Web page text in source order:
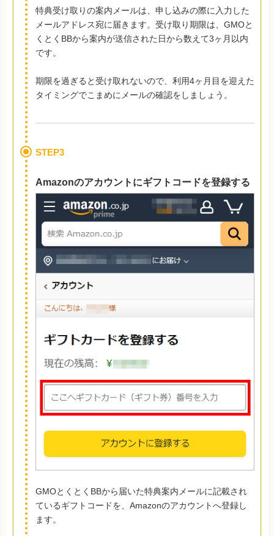
特典受け取りの案内メールは、申し込みの際に入力した
メールアドレス宛に届きます。受け取り期限は、GMOと
くとくBBから案内が送信された日から数えて3ヶ月以内
です。
期限を過ぎると受け取れないので、利用4ヶ月目を迎えた
タイミングでこまめにメールの確認をしましょう。
STEP3
Amazonのアカウントにギフトコードを登録する
GMOとくとくBBから届いた特典案内メールに記載され
ているギフトコードを、Amazonのアカウントへ登録し
ます。